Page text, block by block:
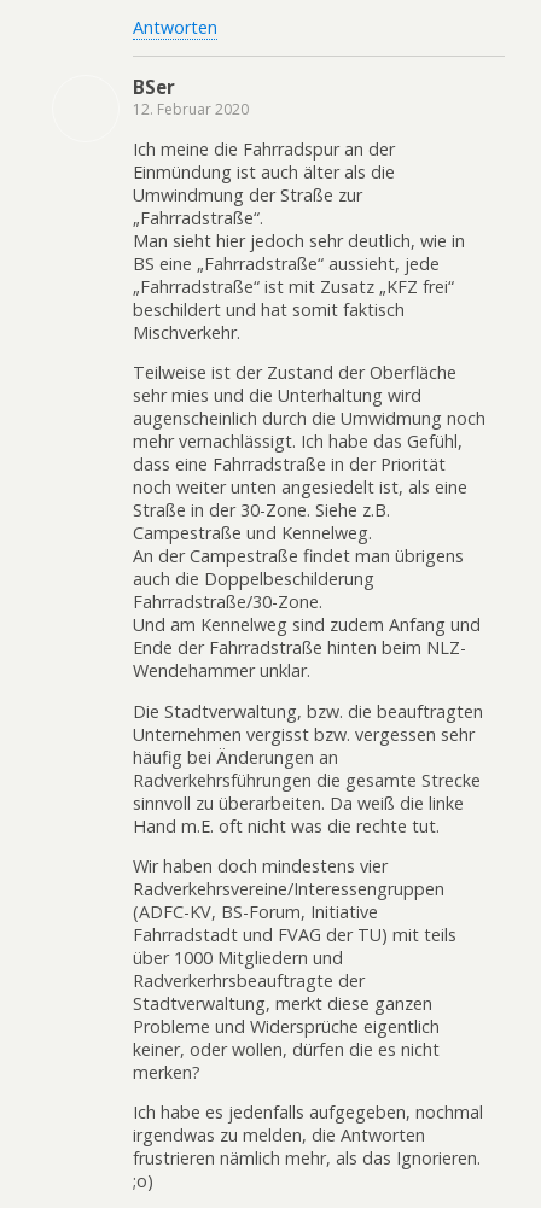
Antworten
BSer
12. Februar 2020
Ich meine die Fahrradspur an der
Einmündung ist auch älter als die
Umwindmung der Straße zur
„Fahrradstraße“.
Man sieht hier jedoch sehr deutlich, wie in
BS eine „Fahrradstraße“ aussieht, jede
„Fahrradstraße“ ist mit Zusatz „KFZ frei“
beschildert und hat somit faktisch
Mischverkehr.
Teilweise ist der Zustand der Oberfläche
sehr mies und die Unterhaltung wird
augenscheinlich durch die Umwidmung noch
mehr vernachlässigt. Ich habe das Gefühl,
dass eine Fahrradstraße in der Priorität
noch weiter unten angesiedelt ist, als eine
Straße in der 30-Zone. Siehe z.B.
Campestraße und Kennelweg.
An der Campestraße findet man übrigens
auch die Doppelbeschilderung
Fahrradstraße/30-Zone.
Und am Kennelweg sind zudem Anfang und
Ende der Fahrradstraße hinten beim NLZ-
Wendehammer unklar.
Die Stadtverwaltung, bzw. die beauftragten
Unternehmen vergisst bzw. vergessen sehr
häufig bei Änderungen an
Radverkehrsführungen die gesamte Strecke
sinnvoll zu überarbeiten. Da weiß die linke
Hand m.E. oft nicht was die rechte tut.
Wir haben doch mindestens vier
Radverkehrsvereine/Interessengruppen
(ADFC-KV, BS-Forum, Initiative
Fahrradstadt und FVAG der TU) mit teils
über 1000 Mitgliedern und
Radverkerhrsbeauftragte der
Stadtverwaltung, merkt diese ganzen
Probleme und Widersprüche eigentlich
keiner, oder wollen, dürfen die es nicht
merken?
Ich habe es jedenfalls aufgegeben, nochmal
irgendwas zu melden, die Antworten
frustrieren nämlich mehr, als das Ignorieren.
;o)